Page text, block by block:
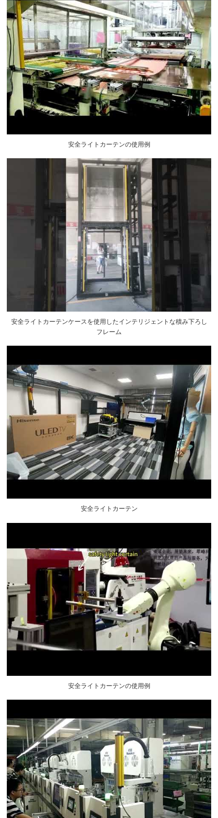
安全ライトカーテンの使用例
安全ライトカーテンケースを使用したインテリジェントな積み下ろし
フレーム
安全ライトカーテン
安全ライトカーテンの使用例